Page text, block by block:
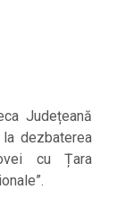
Județeană
la dezbaterea
cu Țara